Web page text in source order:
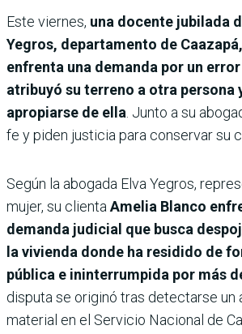
Este viernes, una docente jubilada
Yegros, departamento de
enfrenta una demanda por un
atribuyó su terreno a otra persona
apropiarse de ella . Junto a su
fe y piden justicia para conservar su
Según la abogada Elva Yegros,
mujer, su clienta Amelia Blanco
demanda judicial que busca
la vivienda donde ha residido de
pública e ininterrumpida por más
disputa se originó tras detectarse un
material en el Servicio Nacional de